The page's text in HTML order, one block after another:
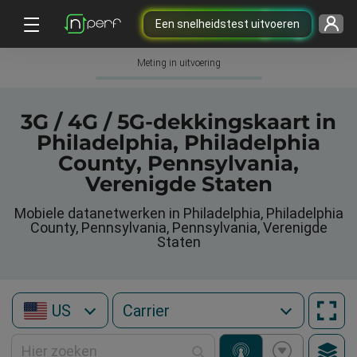
Een snelheidstest uitvoeren
Meting in uitvoering
3G / 4G / 5G-dekkingskaart in
Philadelphia, Philadelphia
County, Pennsylvania,
Verenigde Staten
Mobiele datanetwerken in Philadelphia, Philadelphia
County, Pennsylvania, Pennsylvania, Verenigde
Staten
US